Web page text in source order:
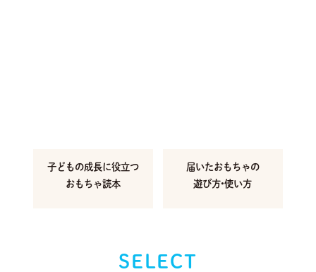
子どもの成長に役立つ
おもちゃ読本
届いたおもちゃの
遊び方•使い方
SELECT